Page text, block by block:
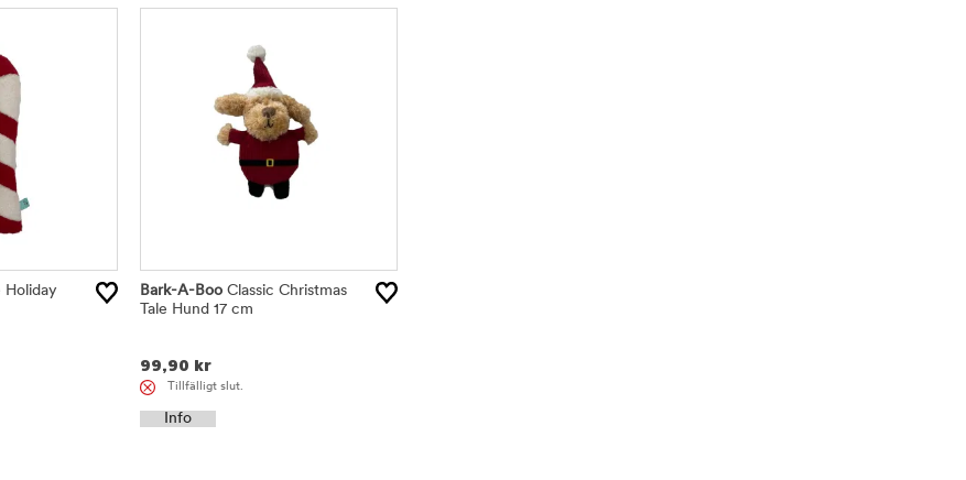
Holiday
Bark-A-Boo Classic Christmas
Tale Hund 17 cm
99,90 kr
Tillfälligt slut.
Info